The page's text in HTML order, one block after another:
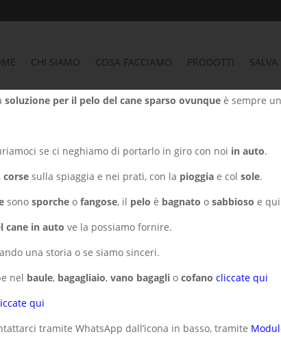
CHI SIAMO COSA FACCIAMO PRODOTTI SALVA
soluzione per il pelo del cane sparso ovunque è sempre
se ci neghiamo di portarlo in giro con noi in auto.
corse sulla spiaggia e nei prati, con la pioggia e colsole.
sonosporche ofangose, il pelo è bagnato osabbioso e
cane in auto ve la possiamo fornire.
una storia o se siamo sinceri.
nel baule, bagagliaio,vano bagagli ocofano cliccate qui
qui
tramite WhatsApp dall’icona in basso, tramite